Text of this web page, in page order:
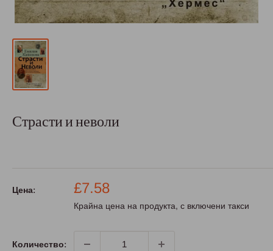
Страсти и неволи
Цена:
Промо
цена
£7.58
Крайна цена на продукта, с включени такси
Количество: